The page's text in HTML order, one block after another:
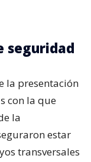
seguridad
la presentación
con la que
la
estar
transversales